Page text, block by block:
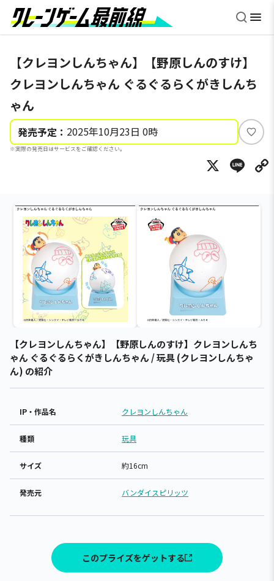
【クレヨンしんちゃん】【野原しんのすけ】
クレヨンしんちゃん ぐるぐるらくがきしんち
ゃん
発売予定： 2025年10月23日 0時
※実際の発売日はサービスをご確認ください。
い
ね
X
【クレヨンしんちゃん】【野原しんのすけ】クレヨンしんち
ゃん ぐるぐるらくがきしんちゃん / 玩具 (クレヨンしんちゃ
ん) の紹介
IP・作品名 クレヨンしんちゃん
種類 玩具
サイズ 約16cm
発売元 バンダイスピリッツ
このプライズをゲットする